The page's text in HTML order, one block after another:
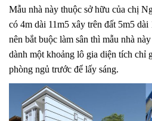
Mẫu nhà này thuộc sở hữu của chị
có 4m dài 11m5 xây trên đất 5m5
nên bắt buộc làm sân thì mẫu nhà
dành một khoảng lô gia diện tích chỉ
phòng ngủ trước để lấy sáng.